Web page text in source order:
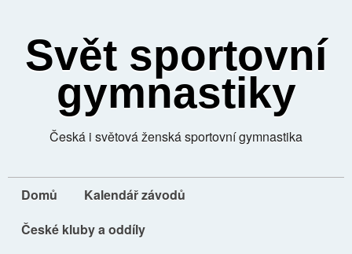
Svět sportovní
gymnastiky
Česká i světová ženská sportovní gymnastika
Domů
Kalendář závodů
České kluby a oddíly